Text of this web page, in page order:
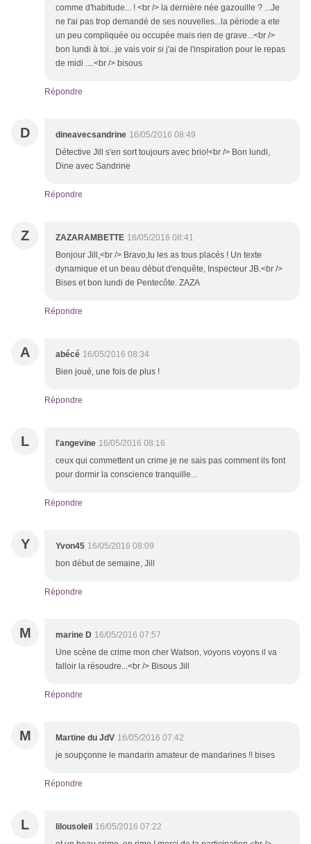
comme d'habitude... ! <br /> la dernière née gazouille ? ...Je
ne t'ai pas trop demandé de ses nouvelles...la période a ete
un peu compliquée ou occupée mais rien de grave...<br />
bon lundi à toi...je vais voir si j'ai de l'inspiration pour le repas
de midi ....<br /> bisous
Répondre
D dineavecsandrine 16/05/2016 08:49
Détective Jill s'en sort toujours avec brio!<br /> Bon lundi,
Dine avec Sandrine
Répondre
Z ZAZARAMBETTE 16/05/2016 08:41
Bonjour Jill,<br /> Bravo,tu les as tous placés ! Un texte
dynamique et un beau début d'enquête, Inspecteur JB.<br />
Bises et bon lundi de Pentecôte. ZAZA
Répondre
A abécé 16/05/2016 08:34
Bien joué, une fois de plus !
Répondre
L l'angevine 16/05/2016 08:16
ceux qui commettent un crime je ne sais pas comment ils font
pour dormir la conscience tranquille...
Répondre
Y Yvon45 16/05/2016 08:09
bon début de semaine, Jill
Répondre
M marine D 16/05/2016 07:57
Une scène de crime mon cher Watson, voyons voyons il va
falloir la résoudre...<br /> Bisous Jill
Répondre
M Martine du JdV 16/05/2016 07:42
je soupçonne le mandarin amateur de mandarines !! bises
Répondre
L lilousoleil 16/05/2016 07:22